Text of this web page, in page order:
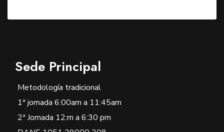
Sede Principal
Metodología tradicional
1ª jornada 6:00am a 11:45am
2ª Jornada 12:m a 6:30 pm